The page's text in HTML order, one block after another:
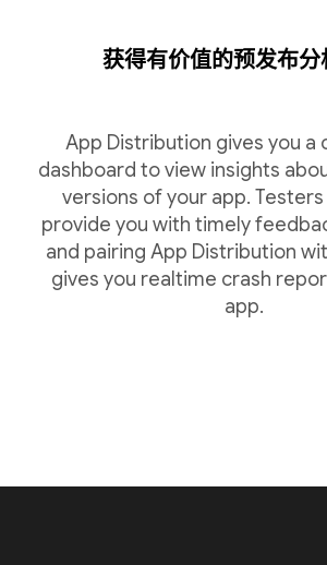
获得有价值的预发布分
App Distribution gives you a
dashboard to view insights
versions of your app.
provide you with timely
and pairing App Distribution
gives you realtime crash
app.